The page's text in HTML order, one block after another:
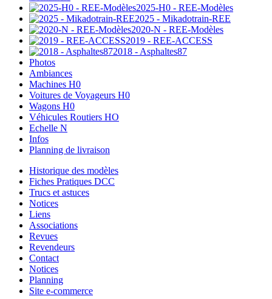
2025-H0 - REE-Modèles
2025 - Mikadotrain-REE
2020-N - REE-Modèles
2019 - REE-ACCESS
2018 - Asphaltes87
Photos
Ambiances
Machines H0
Voitures de Voyageurs H0
Wagons H0
Véhicules Routiers HO
Echelle N
Infos
Planning de livraison
Historique des modèles
Fiches Pratiques DCC
Trucs et astuces
Notices
Liens
Associations
Revues
Revendeurs
Contact
Notices
Planning
Site e-commerce